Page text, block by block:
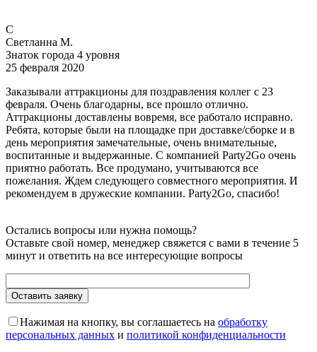
С
Светланна М.
Знаток города 4 уровня
25 февраля 2020
Заказывали аттракционы для поздравления коллег с 23
февраля. Очень благодарны, все прошло отлично.
Аттракционы доставлены вовремя, все работало исправно.
Ребята, которые были на площадке при доставке/сборке и в
день мероприятия замечательные, очень внимательные,
воспитанные и выдержанные. С компанией Party2Go очень
приятно работать. Все продумано, учитываются все
пожелания. Ждем следующего совместного мероприятия. И
рекомендуем в дружеские компании. Party2Go, спасибо!
Остались вопросы или нужна помощь?
Оставьте свой номер, менеджер свяжется с вами в течение 5
минут и ответить на все интересующие вопросы
Нажимая на кнопку, вы соглашаетесь на обработку
персональных данных и политикой конфиденциальности